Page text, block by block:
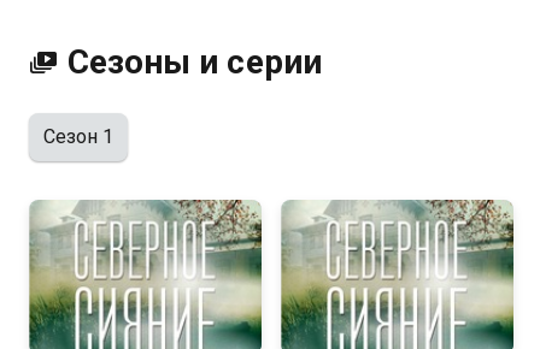
Сезоны и серии
Сезон 1